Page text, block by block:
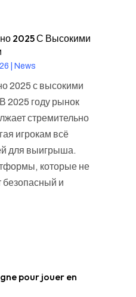
2025 С Высокими
News
2025 с высокими
2025 году рынок
стремительно
игрокам всё
для выигрыша.
которые не
безопасный и
pour jouer en